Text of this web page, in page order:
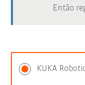
Então
KUKA